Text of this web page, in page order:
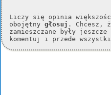
Liczy się opinia
obojętny głosuj . Chcesz,
zamieszczane były
komentuj i przede